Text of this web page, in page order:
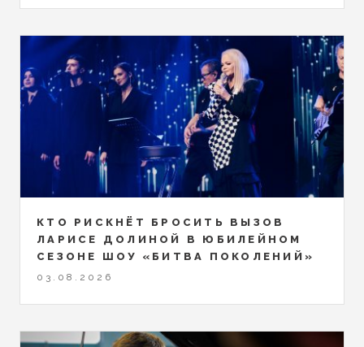
КТО РИСКНЁТ БРОСИТЬ ВЫЗОВ
ЛАРИСЕ ДОЛИНОЙ В ЮБИЛЕЙНОМ
СЕЗОНЕ ШОУ «БИТВА ПОКОЛЕНИЙ»
03.08.2026